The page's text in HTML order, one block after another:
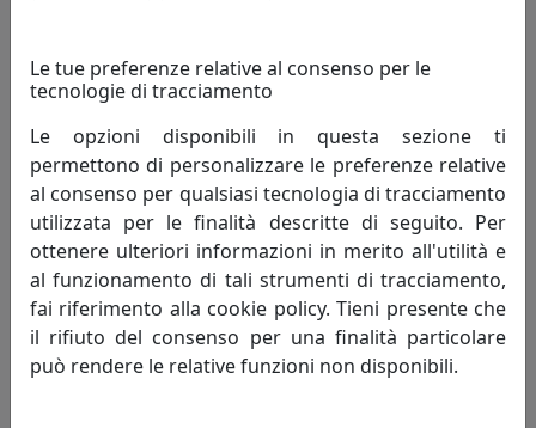
Vesta Home
477,00 €
Le tue preferenze relative al consenso per le
tecnologie di tracciamento
Le opzioni disponibili in questa sezione ti
permettono di personalizzare le preferenze relative
al consenso per qualsiasi tecnologia di tracciamento
utilizzata per le finalità descritte di seguito. Per
ottenere ulteriori informazioni in merito all'utilità e
al funzionamento di tali strumenti di tracciamento,
fai riferimento alla cookie policy. Tieni presente che
il rifiuto del consenso per una finalità particolare
può rendere le relative funzioni non disponibili.